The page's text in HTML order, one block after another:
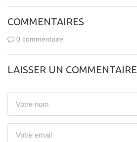
COMMENTAIRES
0 commentaire
LAISSER UN COMMENTAIRE